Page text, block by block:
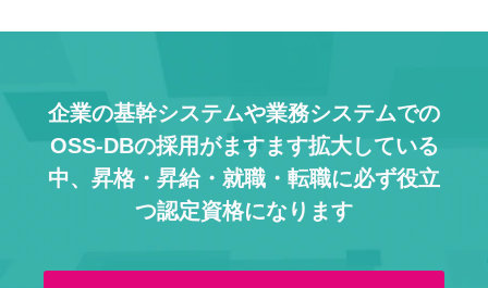
企業の基幹システムや業務システムでの
OSS-DBの採用がますます拡大している
中、 昇格・昇給・就職・転職に必ず役立
つ認定資格になります